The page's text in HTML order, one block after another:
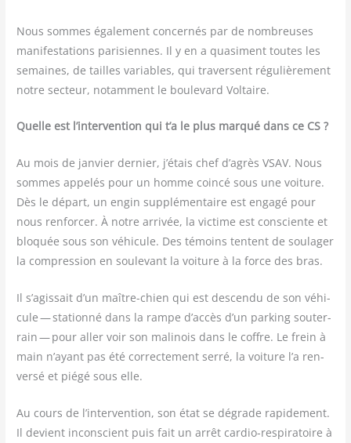
Nous sommes éga­le­ment concer­nés par de nom­breuses
mani­fes­ta­tions pari­siennes. Il y en a qua­si­ment toutes les
semaines, de tailles variables, qui tra­versent régu­liè­re­ment
notre sec­teur, notam­ment le bou­le­vard Voltaire.
Quelle est l’intervention qui t’a le plus mar­qué dans ce CS ?
Au mois de jan­vier der­nier, j’étais chef d’agrès VSAV. Nous
sommes appe­lés pour un homme coin­cé sous une voi­ture.
Dès le départ, un engin sup­plé­men­taire est enga­gé pour
nous ren­for­cer. À notre arri­vée, la vic­time est consciente et
blo­quée sous son véhi­cule. Des témoins tentent de sou­la­ger
la com­pres­sion en sou­le­vant la voi­ture à la force des bras.
Il s’agissait d’un maître-chien qui est des­cen­du de son véhi­
cule — sta­tion­né dans la rampe d’accès d’un par­king sou­ter­
rain — pour aller voir son mali­nois dans le coffre. Le frein à
main n’ayant pas été cor­rec­te­ment ser­ré, la voi­ture l’a ren­
ver­sé et pié­gé sous elle.
Au cours de l’intervention, son état se dégrade rapi­de­ment.
Il devient incons­cient puis fait un arrêt car­dio-res­pi­ra­toire à